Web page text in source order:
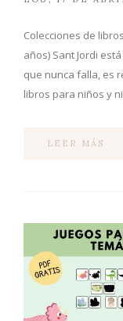
Colecciones de
años) Sant Jordi
que nunca falla, es
libros para niños y
LEER MÁS